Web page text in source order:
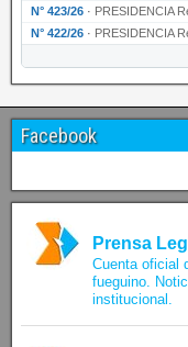
N° 423/26 · PRESIDENCIA
N° 422/26 · PRESIDENCIA
Facebook
Prensa
Cuenta oficial
fueguino.
institucional.